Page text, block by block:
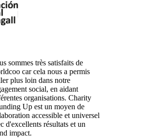
sommes très satisfaits de
car cela nous a permis
plus loin dans notre
social, en aidant
organisations. Charity
Up est un moyen de
accessible et universel
d'excellents résultats et un
impact.